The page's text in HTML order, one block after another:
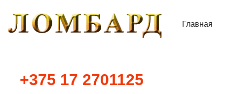
Перейти
Главная
+375 17 2701125